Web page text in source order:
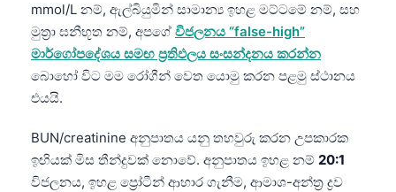
mmol/L නම්, ඇල්බියුමින් සාමාන්‍ය ඉහළ මට්ටමේ නම්, සහ
මුත්‍රා ඝනීභූත නම්, අපගේ විජලනය “false-high”
මාර්ගෝපදේශය සමඟ ප්‍රතිඵලය සංසන්දනය කරන්න
බොහෝ විට මම රෝගීන් වෙත යොමු කරන පළමු ස්ථානය
එයයි.
BUN/creatinine අනුපාතය යනු තහවුරු කරන උපකාරක
ඉඟියක් මිස තීන්දුවක් නොවේ. අනුපාතය ඉහළ නම් 20:1
විජලනය, ඉහළ ප්‍රෝටීන් ආහාර ගැනීම, ආමාශ-අන්ත්‍ර ද්‍රව